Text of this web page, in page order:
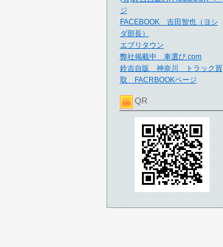
ジ
FACEBOOK 吉田智也（ヨシ
ダ部長）
エブリタウン
弊社掲載中 車選び.com
鈴吉自販 神奈川 トラック買
取 FACRBOOKページ
QR